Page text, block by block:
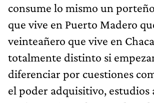
consume lo mismo un
que vive en Puerto Madero
veinteañero que vive en
totalmente distinto si
diferenciar por cuestiones
el poder adquisitivo, estudios